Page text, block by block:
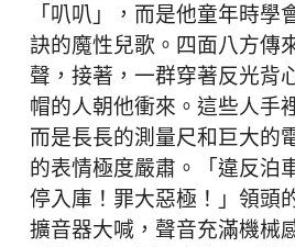
「叭叭」，而是他童年時學
訣的魔性兒歌。四面八方傳
聲，接著，一群穿著反光背
帽的人朝他衝來。這些人手
而是長長的測量尺和巨大的
的表情極度嚴肅。「違反泊
停入庫！罪大惡極！」領頭
擴音器大喊，聲音充滿機械